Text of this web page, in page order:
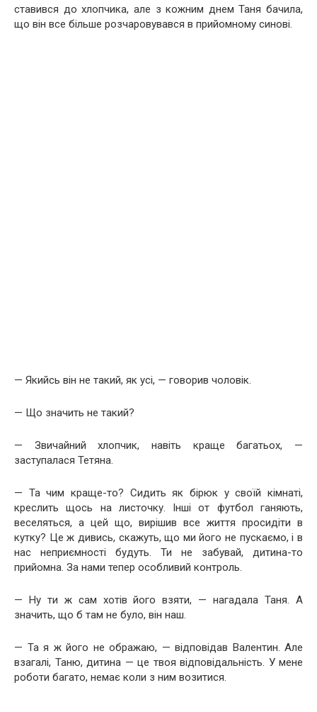
ставився до хлопчика, але з кожним днем Таня бачила,
що він все більше розчаровувався в прийомному синові.
— Якийсь він не такий, як усі, — говорив чоловік.
— Що значить не такий?
— Звичайний хлопчик, навіть краще багатьох, —
заступалася Тетяна.
— Та чим краще-то? Сидить як бірюк у своїй кімнаті,
креслить щось на листочку. Інші от футбол ганяють,
веселяться, а цей що, вирішив все життя просидіти в
кутку? Це ж дивись, скажуть, що ми його не пускаємо, і в
нас неприємності будуть. Ти не забувай, дитина-то
прийомна. За нами тепер особливий контроль.
— Ну ти ж сам хотів його взяти, — нагадала Таня. А
значить, що б там не було, він наш.
— Та я ж його не ображаю, — відповідав Валентин. Але
взагалі, Таню, дитина — це твоя відповідальність. У мене
роботи багато, немає коли з ним возитися.